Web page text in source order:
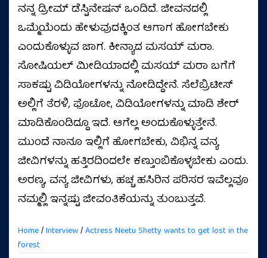
ನನ್ನ ಡ್ರೀಮ್‌ ಡೆಸ್ಟಿನೇಷನ್‌ ಒಂದಿದೆ. ಜೀವನದಲ್ಲಿ
ಒಮ್ಮೆಯೆಂದು ಹೇಳುವುದಕ್ಕಿಂತ ಆಗಾಗ ಹೋಗಬೇಕು
ಎಂದುಕೊಳ್ಳುವ ಜಾಗ. ಕೀನ್ಯಾದ ಮಸಯ್ ಮರಾ.
ಸೋಷಿಯಲ್‌ ಮೀಡಿಯಾದಲ್ಲಿ ಮಸಯ್ ಮರಾ ಬಗೆಗೆ
ಸಾಕಷ್ಟು ವಿಡಿಯೋಗಳನ್ನು ನೋಡಿದ್ದೇನೆ. ಸೆಲೆಬ್ರಿಟೀಸ್‌
ಅಲ್ಲಿಗೆ ತೆರಳಿ, ಫೊಟೋ, ವಿಡಿಯೋಗಳನ್ನು ಮಾಡಿ ಶೇರ್‌
ಮಾಡಿಕೊಂಡಿದ್ದೂ ಇದೆ. ಆಗೆಲ್ಲ ಅಂದುಕೊಳ್ಳುತ್ತೇನೆ.
ಮುಂದೆ ನಾನೂ ಇಲ್ಲಿಗೆ ಹೋಗಬೇಕು, ವಿಭಿನ್ನ ವನ್ಯ
ಜೀವಿಗಳನ್ನು ಹತ್ತಿರದಿಂದಲೇ ಕಣ್ತುಂಬಿಕೊಳ್ಳಬೇಕು ಎಂದು.
ಅರಣ್ಯ, ವನ್ಯ ಜೀವಿಗಳು, ಹಚ್ಚ ಹಸಿರಿನ ಪರಿಸರ ಇವೆಲ್ಲವೂ
ನಮ್ಮಲ್ಲಿ ಇನ್ನಷ್ಟು ಜೀವಂತಿಕೆಯನ್ನು ತುಂಬುತ್ತವೆ.
Home/Interview/Actress Neetu Shetty wants to get lost in the
forest